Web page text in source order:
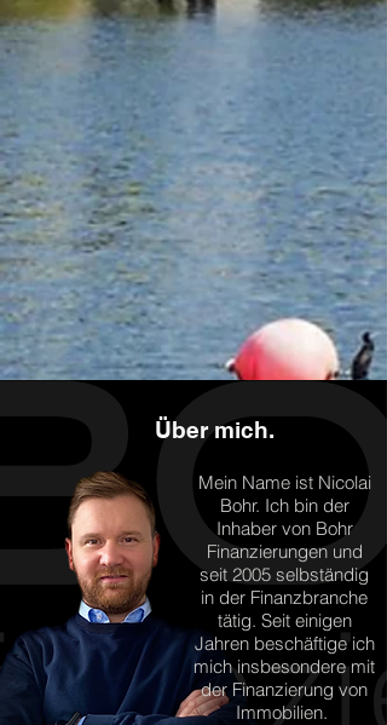
Über mich.
Mein Name ist Nicolai
Bohr. Ich bin der
Inhaber von Bohr
Finanzierungen und
seit 2005 selbständig
in der Finanzbranche
tätig. Seit einigen
Jahren beschäftige ich
mich insbesondere mit
der Finanzierung von
Immobilien.